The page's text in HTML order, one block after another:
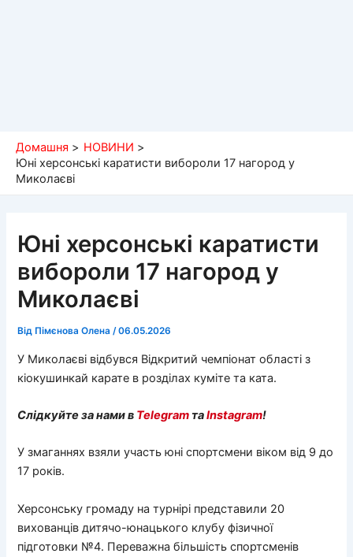
Домашня
НОВИНИ
Юні херсонські каратисти вибороли 17 нагород у
Миколаєві
Юні херсонські каратисти
вибороли 17 нагород у
Миколаєві
Від Пімєнова Олена/06.05.2026
У Миколаєві відбувся Відкритий чемпіонат області з
кіокушинкай карате в розділах куміте та ката.
Слідкуйте за нами в Telegram таInstagram!
У змаганнях взяли участь юні спортсмени віком від 9 до
17 років.
Херсонську громаду на турнірі представили 20
вихованців дитячо-юнацького клубу фізичної
підготовки №4. Переважна більшість спортсменів